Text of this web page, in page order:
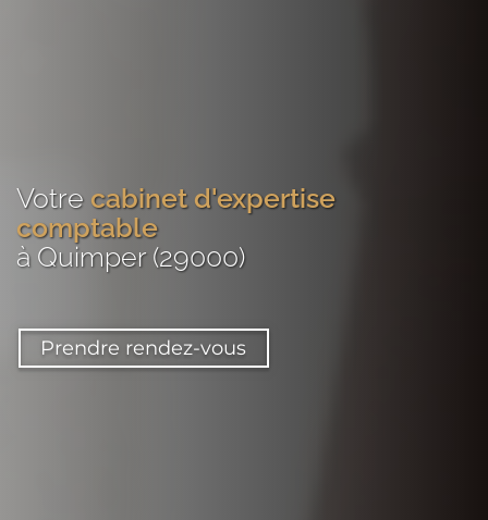
Votre cabinet d'expertise
comptable
à Quimper (29000)
Prendre rendez-vous